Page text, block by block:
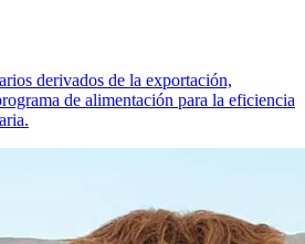
derivados de la exportación,
de alimentación para la eficiencia